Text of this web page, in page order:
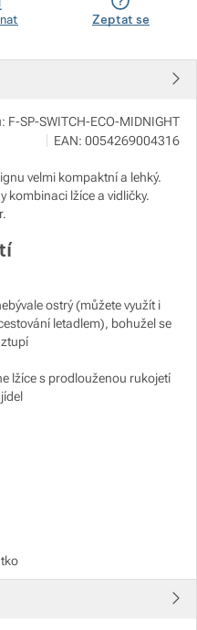
Zeptat se
Bludov
F-SP-SWITCH-ECO-MIDNIGHT
EAN: 0054269004316
velmi kompaktní a lehký.
kombinaci lžíce a vidličky.
ostrý (můžete využít i
letadlem), bohužel se
lžíce s prodlouženou rukojetí